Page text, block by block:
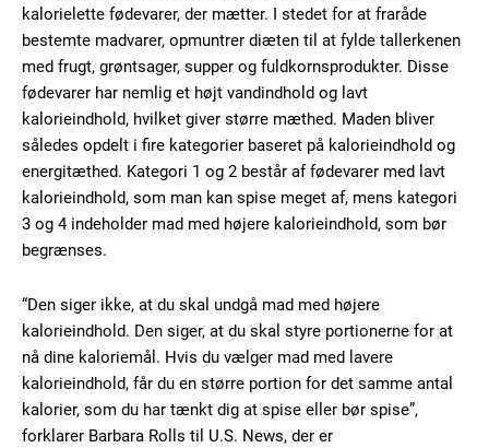
kalorielette fødevarer, der mætter. I stedet for at fraråde
bestemte madvarer, opmuntrer diæten til at fylde tallerkenen
med frugt, grøntsager, supper og fuldkornsprodukter. Disse
fødevarer har nemlig et højt vandindhold og lavt
kalorieindhold, hvilket giver større mæthed. Maden bliver
således opdelt i fire kategorier baseret på kalorieindhold og
energitæthed. Kategori 1 og 2 består af fødevarer med lavt
kalorieindhold, som man kan spise meget af, mens kategori
3 og 4 indeholder mad med højere kalorieindhold, som bør
begrænses.
“Den siger ikke, at du skal undgå mad med højere
kalorieindhold. Den siger, at du skal styre portionerne for at
nå dine kaloriemål. Hvis du vælger mad med lavere
kalorieindhold, får du en større portion for det samme antal
kalorier, som du har tænkt dig at spise eller bør spise”,
forklarer Barbara Rolls til U.S. News, der er